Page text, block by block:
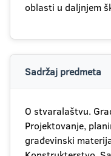
oblasti u daljnjem
Sadržaj predmeta
O stvaralaštvu.
Projektovanje,
građevinski